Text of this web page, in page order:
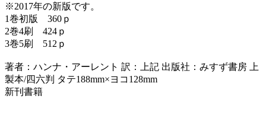
※2017年の新版です。
1巻初版 360ｐ
2巻4刷 424ｐ
3巻5刷 512ｐ
著者：ハンナ・アーレント 訳：上記 出版社：みすず書房 上
製本/四六判 タテ188mm×ヨコ128mm
新刊書籍